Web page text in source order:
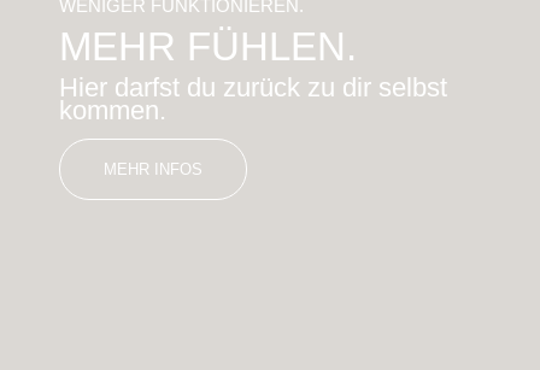
WENIGER FUNKTIONIEREN.
MEHR FÜHLEN.
Hier darfst du zurück zu dir selbst
kommen.
MEHR INFOS